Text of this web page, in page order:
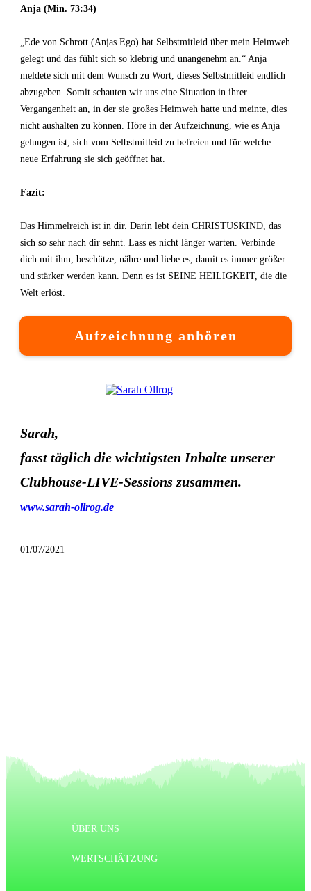
Anja (Min. 73:34)
„Ede von Schrott (Anjas Ego) hat Selbstmitleid über mein Heimweh
gelegt und das fühlt sich so klebrig und unangenehm an.“ Anja
meldete sich mit dem Wunsch zu Wort, dieses Selbstmitleid endlich
abzugeben. Somit schauten wir uns eine Situation in ihrer
Vergangenheit an, in der sie großes Heimweh hatte und meinte, dies
nicht aushalten zu können. Höre in der Aufzeichnung, wie es Anja
gelungen ist, sich vom Selbstmitleid zu befreien und für welche
neue Erfahrung sie sich geöffnet hat.
Fazit:
Das Himmelreich ist in dir. Darin lebt dein CHRISTUSKIND, das
sich so sehr nach dir sehnt. Lass es nicht länger warten. Verbinde
dich mit ihm, beschütze, nähre und liebe es, damit es immer größer
und stärker werden kann. Denn es ist SEINE HEILIGKEIT, die die
Welt erlöst.
Aufzeichnung anhören
Sarah,
fasst täglich die wichtigsten Inhalte unserer
Clubhouse-LIVE-Sessions zusammen.
www.sarah-ollrog.de
01/07/2021
ÜBER UNS
WERTSCHÄTZUNG